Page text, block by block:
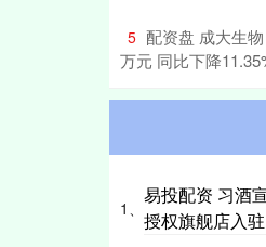
5 配资盘 成大生
万元 同比下降
1、
易投配资 习酒
授权旗舰店入